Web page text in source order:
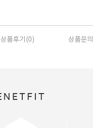
상품후기(0) 상품문의